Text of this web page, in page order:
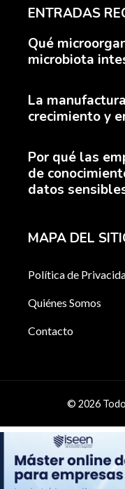
ENTRADAS
Qué
microbiota
La
crecimiento y
Por qué las
de
datos
MAPA DEL
Política de
Quiénes Somos
Contacto
© 2026